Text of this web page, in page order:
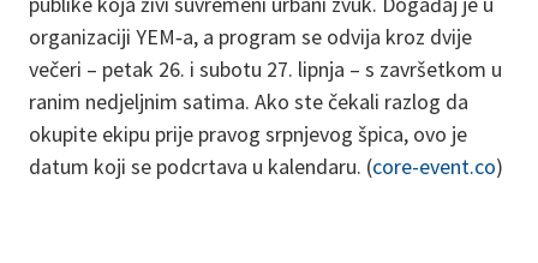
organizaciji YEM‑a, a program se odvija kroz dvije
večeri – petak 26. i subotu 27. lipnja – s završetkom u
ranim nedjeljnim satima. Ako ste čekali razlog da
okupite ekipu prije pravog srpnjevog špica, ovo je
datum koji se podcrtava u kalendaru. (core-event.co)